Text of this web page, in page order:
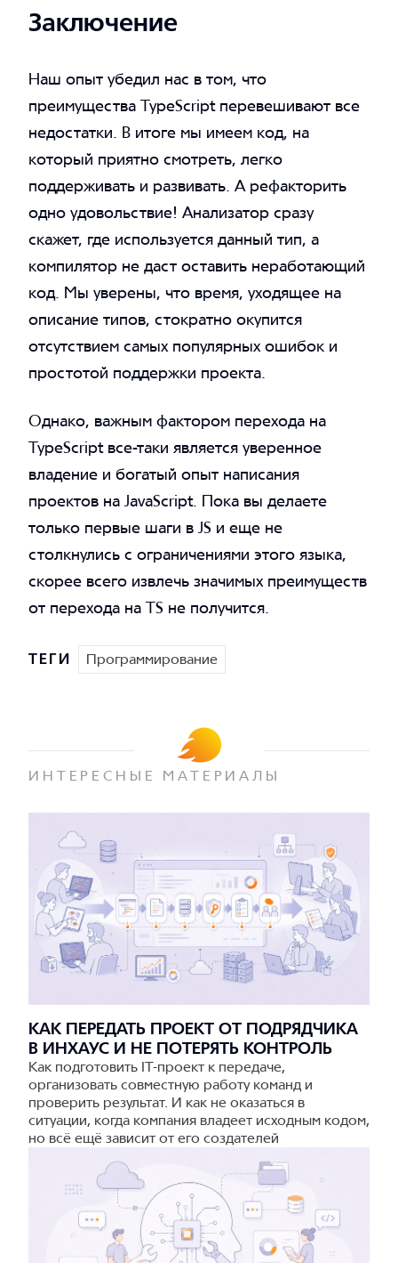
Заключение
Наш опыт убедил нас в том, что
преимущества TypeScript перевешивают все
недостатки. В итоге мы имеем код, на
который приятно смотреть, легко
поддерживать и развивать. А рефакторить
одно удовольствие! Анализатор сразу
скажет, где используется данный тип, а
компилятор не даст оставить неработающий
код. Мы уверены, что время, уходящее на
описание типов, стократно окупится
отсутствием самых популярных ошибок и
простотой поддержки проекта.
Однако, важным фактором перехода на
TypeScript все-таки является уверенное
владение и богатый опыт написания
проектов на JavaScript. Пока вы делаете
только первые шаги в JS и еще не
столкнулись с ограничениями этого языка,
скорее всего извлечь значимых преимуществ
от перехода на TS не получится.
ТЕГИ Программирование
ИНТЕРЕСНЫЕ МАТЕРИАЛЫ
КАК ПЕРЕДАТЬ ПРОЕКТ ОТ ПОДРЯДЧИКА
В ИНХАУС И НЕ ПОТЕРЯТЬ КОНТРОЛЬ
Как подготовить IT-проект к передаче,
организовать совместную работу команд и
проверить результат. И как не оказаться в
ситуации, когда компания владеет исходным кодом,
но всё ещё зависит от его создателей